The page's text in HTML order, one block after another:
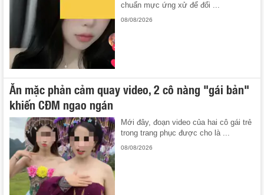
chuẩn mực ứng xử để đổi ...
08/08/2026
Ăn mặc phản cảm quay video, 2 cô nàng "gái bản"
khiến CĐM ngao ngán
Mới đây, đoạn video của hai cô gái trẻ
trong trang phục được cho là ...
08/08/2026